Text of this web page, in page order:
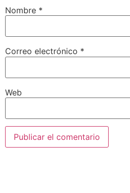
Nombre *
Correo electrónico *
Web